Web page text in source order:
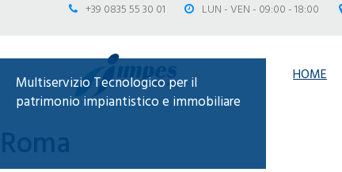
+39 0835 55 30 01 LUN - VEN - 09:00 - 18:00
HOME
Roma
Multiservizio Tecnologico per il
patrimonio impiantistico e immobiliare
Navigazione
articoli